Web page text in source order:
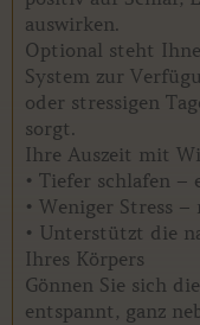
auswirken.
Optional steht
System zur
oder stressigen
sorgt.
Ihre Auszeit mit
• Tiefer schlafen –
• Weniger Stress –
• Unterstützt die
Ihres Körpers
Gönnen Sie sich
entspannt, ganz